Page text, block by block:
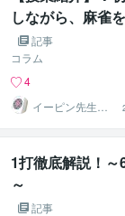
しながら、麻雀
記事
コラム
4
イーピン先生＠
麻雀段位検定保
持者
1打徹底解説！
～
記事